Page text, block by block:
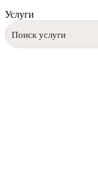
Услуги